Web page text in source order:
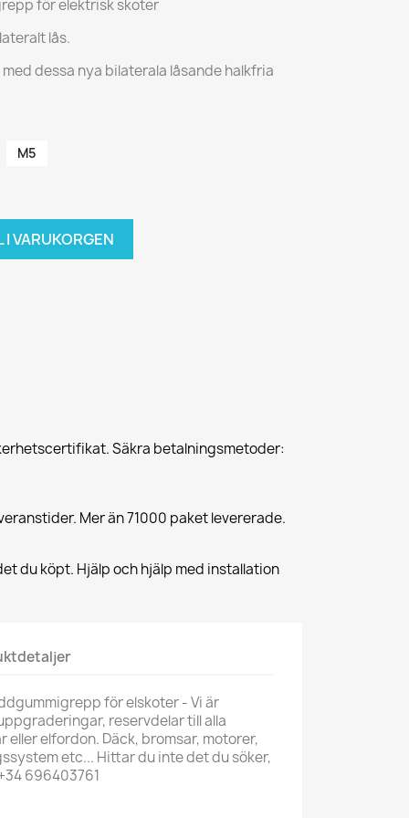
för elektrisk skoter
lås.
dessa nya bilaterala låsande halkfria
M5
I VARUKORGEN
Säkra betalningsmetoder:
Mer än 71000 paket levererade.
du köpt. Hjälp och hjälp med installation
för elskoter - Vi är
reservdelar till alla
eller elfordon. Däck, bromsar, motorer,
etc... Hittar du inte det du söker,
696403761